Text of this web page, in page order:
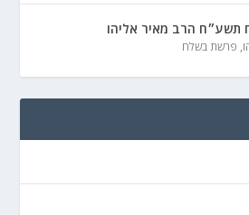
הרב מאיר אליהו
, פרשת בשלח